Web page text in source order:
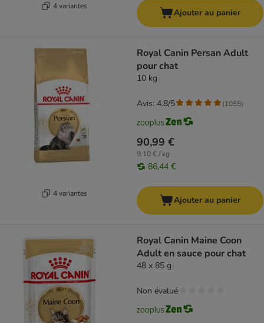
4 variantes
Ajouter au panier
4 variantes
Royal Canin Persan Adult
pour chat
10 kg
90,99 €
9,10 € / kg
86,44 €
Avis: 4.8/5 (1055)
Ajouter au panier
Royal Canin Maine Coon
Adult en sauce pour chat
48 x 85 g
Non évalué